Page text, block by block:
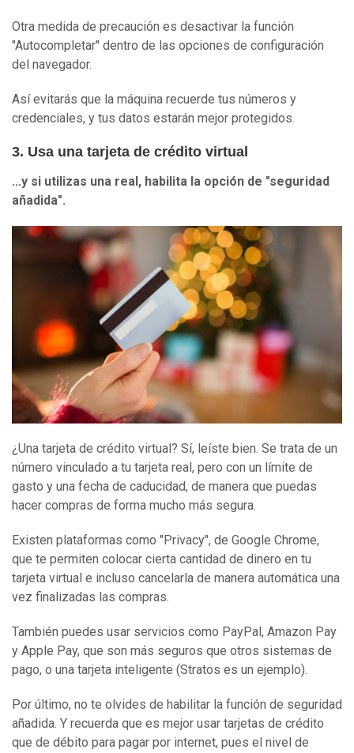
Otra medida de precaución es desactivar la función
"Autocompletar" dentro de las opciones de configuración
del navegador.
Así evitarás que la máquina recuerde tus números y
credenciales, y tus datos estarán mejor protegidos.
3. Usa una tarjeta de crédito virtual
...y si utilizas una real, habilita la opción de "seguridad
añadida".
¿Una tarjeta de crédito virtual? Sí, leíste bien. Se trata de un
número vinculado a tu tarjeta real, pero con un límite de
gasto y una fecha de caducidad, de manera que puedas
hacer compras de forma mucho más segura.
Existen plataformas como "Privacy", de Google Chrome,
que te permiten colocar cierta cantidad de dinero en tu
tarjeta virtual e incluso cancelarla de manera automática una
vez finalizadas las compras.
También puedes usar servicios como PayPal, Amazon Pay
y Apple Pay, que son más seguros que otros sistemas de
pago, o una tarjeta inteligente (Stratos es un ejemplo).
Por último, no te olvides de habilitar la función de seguridad
añadida. Y recuerda que es mejor usar tarjetas de crédito
que de débito para pagar por internet, pues el nivel de